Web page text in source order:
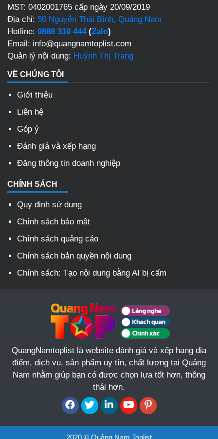
MST: 0402001765 cấp ngày 20/09/2019
Địa chỉ: 50 Nguyễn Thái Bình, Quảng Nam
Hotline: 0888 310 444(Zalo)
Email: info@quangnamtoplist.com
Quản lý nội dung: Huỳnh Thị Trang
VỀ CHÚNG TÔI
Giới thiệu
Liên hệ
Góp ý
Đánh giá và xếp hạng
Đăng thông tin doanh nghiệp
CHÍNH SÁCH
Quy định sử dụng
Chính sách bảo mật
Chính sách quảng cáo
Chính sách bản quyền nội dung
Chính sách: Tạo nội dung bằng AI bị cấm
QuangNamtoplist là website đánh giá và xếp hạng địa
điểm, dịch vụ, sản phẩm uy tín, chất lượng tại Quảng
Nam nhằm giúp bạn có được chọn lựa tốt hơn, thông
thái hơn.
2020 © Quảng Nam Toplist